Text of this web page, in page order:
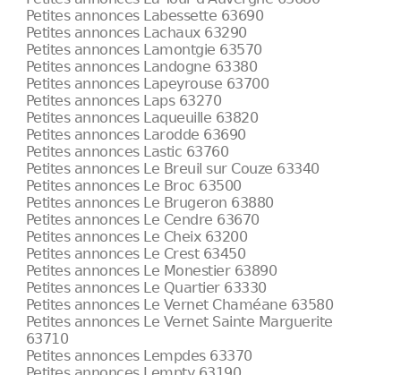
Petites annonces Labessette 63690
Petites annonces Lachaux 63290
Petites annonces Lamontgie 63570
Petites annonces Landogne 63380
Petites annonces Lapeyrouse 63700
Petites annonces Laps 63270
Petites annonces Laqueuille 63820
Petites annonces Larodde 63690
Petites annonces Lastic 63760
Petites annonces Le Breuil sur Couze 63340
Petites annonces Le Broc 63500
Petites annonces Le Brugeron 63880
Petites annonces Le Cendre 63670
Petites annonces Le Cheix 63200
Petites annonces Le Crest 63450
Petites annonces Le Monestier 63890
Petites annonces Le Quartier 63330
Petites annonces Le Vernet Chaméane 63580
Petites annonces Le Vernet Sainte Marguerite
63710
Petites annonces Lempdes 63370